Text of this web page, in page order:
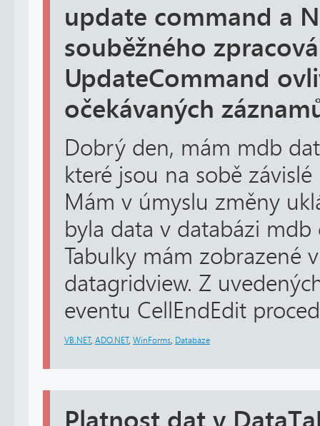
update command a
souběžného
UpdateCommand
očekávaných
Dobrý den, mám mdb
které jsou na sobě
Mám v úmyslu změny
byla data v databázi
Tabulky mám zobrazené
datagridview. Z
eventu CellEndEdit
VB.NET, ADO.NET, WinForms Databáze
Platnost dat v